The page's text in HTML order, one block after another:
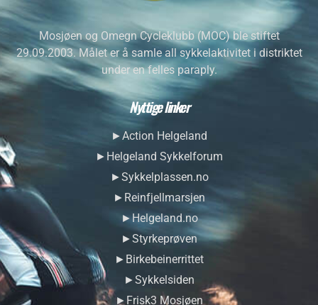
Mosjøen og Omegn Cycleklubb (MOC) ble stiftet
29.09.2003. Målet er å samle all sykkelaktivitet i distriktet
under en felles paraply.
Nyttige linker
►Action Helgeland
►Helgeland Sykkelforum
►Sykkelplassen.no
►Reinfjellmarsjen
►Helgeland.no
►Styrkeprøven
►Birkebeinerrittet
►Sykkelsiden
►Frisk3 Mosjøen